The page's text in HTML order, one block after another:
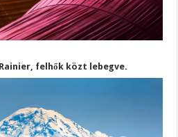
felhők közt lebegve.